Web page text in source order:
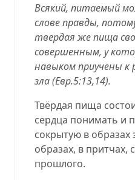
Всякий, питаемый
слове правды,
твердая же пища
совершенным, у
навыком приучены к
зла (Евр.5:13,14).
Твёрдая пища
сердца понимать и
сокрытую в
образах, в притчах,
прошлого.